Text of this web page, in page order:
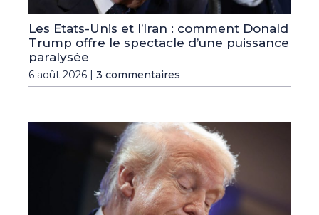
Les Etats-Unis et l’Iran : comment Donald
Trump offre le spectacle d’une puissance
paralysée
6 août 2026 | 3 commentaires